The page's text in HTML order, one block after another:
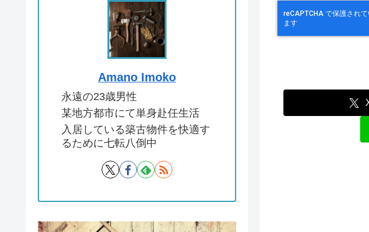
Amano Imoko
永遠の23歳男性
某地方都市にて単身赴任生活
入居している築古物件を快適す
るために七転八倒中